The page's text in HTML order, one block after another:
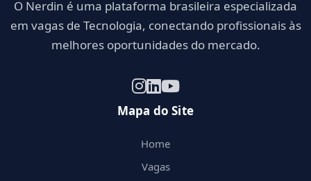
O Nerdin é uma plataforma brasileira especializada
em vagas de Tecnologia, conectando profissionais às
melhores oportunidades do mercado.
Mapa do Site
Home
Vagas